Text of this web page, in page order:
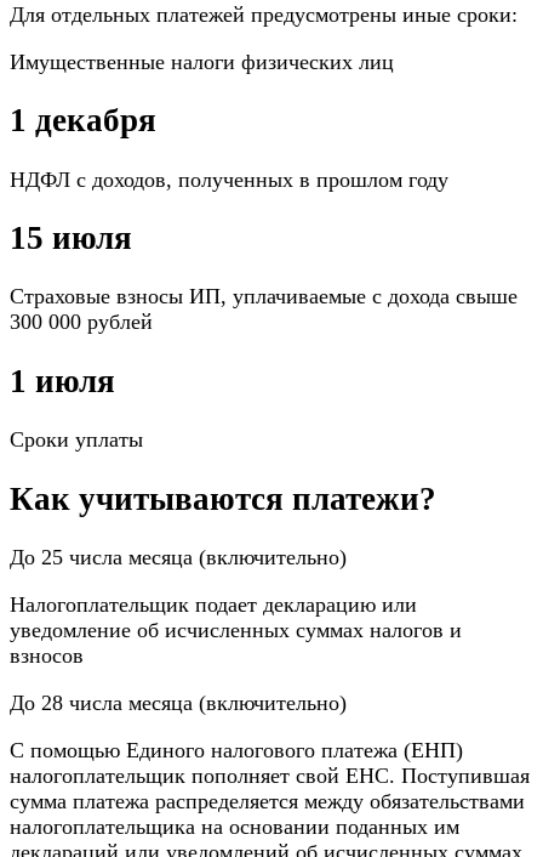
Для отдельных платежей предусмотрены иные сроки:
Имущественные налоги физических лиц
1 декабря
НДФЛ с доходов, полученных в прошлом году
15 июля
Страховые взносы ИП, уплачиваемые с дохода свыше
300 000 рублей
1 июля
Сроки уплаты
Как учитываются платежи?
До 25 числа месяца (включительно)
Налогоплательщик подает декларацию или
уведомление об исчисленных суммах налогов и
взносов
До 28 числа месяца (включительно)
С помощью Единого налогового платежа (ЕНП)
налогоплательщик пополняет свой ЕНС. Поступившая
сумма платежа распределяется между обязательствами
налогоплательщика на основании поданных им